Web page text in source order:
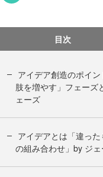
目次
アイデア創造のポイ
肢を増やす」フェーズ
ェーズ
アイデアとは「違っ
の組み合わせ」by ジ